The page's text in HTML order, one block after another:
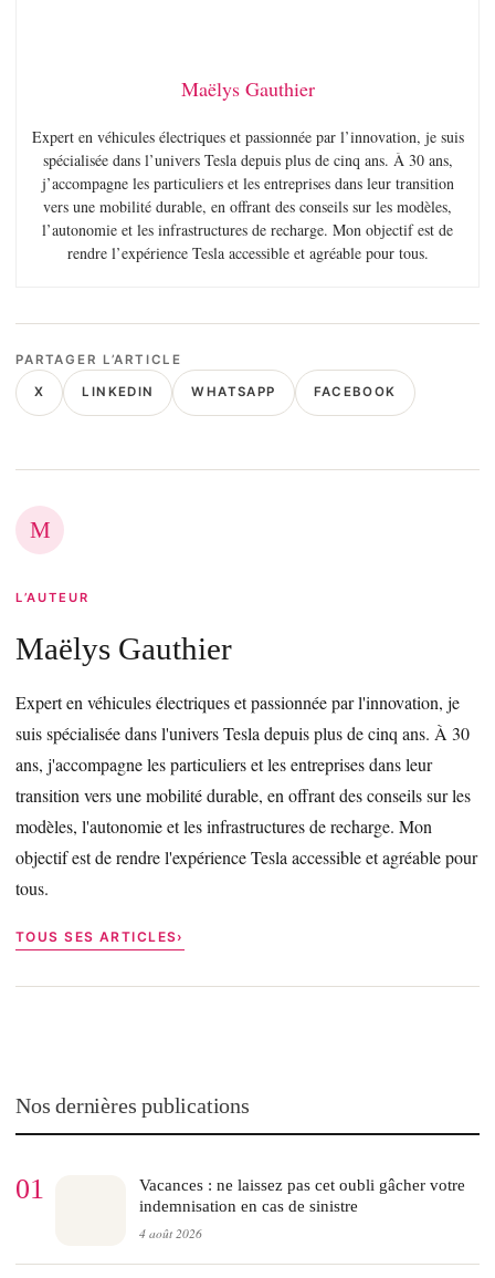
Maëlys Gauthier
Expert en véhicules électriques et passionnée par l’innovation, je suis
spécialisée dans l’univers Tesla depuis plus de cinq ans. À 30 ans,
j’accompagne les particuliers et les entreprises dans leur transition
vers une mobilité durable, en offrant des conseils sur les modèles,
l’autonomie et les infrastructures de recharge. Mon objectif est de
rendre l’expérience Tesla accessible et agréable pour tous.
PARTAGER L’ARTICLE
X LINKEDIN WHATSAPP FACEBOOK
M
L’AUTEUR
Maëlys Gauthier
Expert en véhicules électriques et passionnée par l'innovation, je
suis spécialisée dans l'univers Tesla depuis plus de cinq ans. À 30
ans, j'accompagne les particuliers et les entreprises dans leur
transition vers une mobilité durable, en offrant des conseils sur les
modèles, l'autonomie et les infrastructures de recharge. Mon
objectif est de rendre l'expérience Tesla accessible et agréable pour
tous.
TOUS SES ARTICLES
Nos dernières publications
01
Vacances : ne laissez pas cet oubli gâcher votre
indemnisation en cas de sinistre
4 août 2026